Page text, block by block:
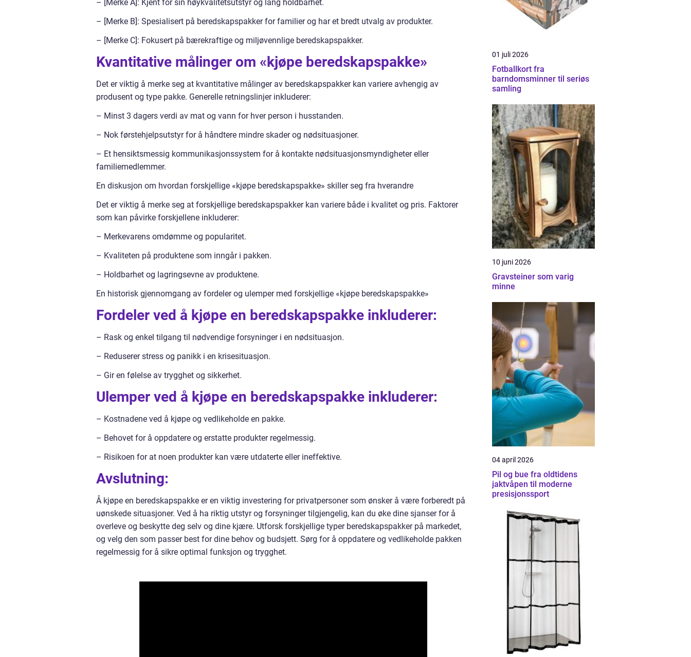
– [Merke A]: Kjent for sin høykvalitetsutstyr og lang holdbarhet.
– [Merke B]: Spesialisert på beredskapspakker for familier og har et bredt utvalg av produkter.
– [Merke C]: Fokusert på bærekraftige og miljøvennlige beredskapspakker.
Kvantitative målinger om «kjøpe beredskapspakke»
Det er viktig å merke seg at kvantitative målinger av beredskapspakker kan variere avhengig av
produsent og type pakke. Generelle retningslinjer inkluderer:
– Minst 3 dagers verdi av mat og vann for hver person i husstanden.
– Nok førstehjelpsutstyr for å håndtere mindre skader og nødsituasjoner.
– Et hensiktsmessig kommunikasjonssystem for å kontakte nødsituasjonsmyndigheter eller
familiemedlemmer.
En diskusjon om hvordan forskjellige «kjøpe beredskapspakke» skiller seg fra hverandre
Det er viktig å merke seg at forskjellige beredskapspakker kan variere både i kvalitet og pris. Faktorer
som kan påvirke forskjellene inkluderer:
– Merkevarens omdømme og popularitet.
– Kvaliteten på produktene som inngår i pakken.
– Holdbarhet og lagringsevne av produktene.
En historisk gjennomgang av fordeler og ulemper med forskjellige «kjøpe beredskapspakke»
Fordeler ved å kjøpe en beredskapspakke inkluderer:
– Rask og enkel tilgang til nødvendige forsyninger i en nødsituasjon.
– Reduserer stress og panikk i en krisesituasjon.
– Gir en følelse av trygghet og sikkerhet.
Ulemper ved å kjøpe en beredskapspakke inkluderer:
– Kostnadene ved å kjøpe og vedlikeholde en pakke.
– Behovet for å oppdatere og erstatte produkter regelmessig.
– Risikoen for at noen produkter kan være utdaterte eller ineffektive.
Avslutning:
Å kjøpe en beredskapspakke er en viktig investering for privatpersoner som ønsker å være forberedt på
uønskede situasjoner. Ved å ha riktig utstyr og forsyninger tilgjengelig, kan du øke dine sjanser for å
overleve og beskytte deg selv og dine kjære. Utforsk forskjellige typer beredskapspakker på markedet,
og velg den som passer best for dine behov og budsjett. Sørg for å oppdatere og vedlikeholde pakken
regelmessig for å sikre optimal funksjon og trygghet.
01 juli 2026
Fotballkort fra
barndomsminner til seriøs
samling
10 juni 2026
Gravsteiner som varig
minne
04 april 2026
Pil og bue fra oldtidens
jaktvåpen til moderne
presisjonssport